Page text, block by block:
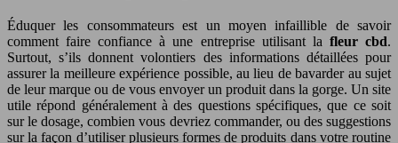
Éduquer les consommateurs est un moyen infaillible de savoir
comment faire confiance à une entreprise utilisant la fleur cbd.
Surtout, s’ils donnent volontiers des informations détaillées pour
assurer la meilleure expérience possible, au lieu de bavarder au sujet
de leur marque ou de vous envoyer un produit dans la gorge. Un site
utile répond généralement à des questions spécifiques, que ce soit
sur le dosage, combien vous devriez commander, ou des suggestions
sur la façon d’utiliser plusieurs formes de produits dans votre routine